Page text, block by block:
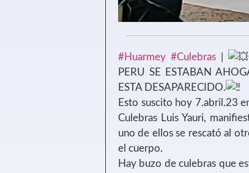
#Huarmey #Culebras|
PERU SE ESTABAN
ESTA DESAPARECIDO.
Esto suscito hoy 7.abril.23
Culebras Luis Yauri,
uno de ellos se rescató al
el cuerpo.
Hay buzo de culebras que